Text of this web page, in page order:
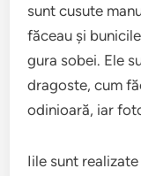
sunt cusute
făceau și
gura sobei. Ele
dragoste, cum
odinioară, iar
Iile sunt